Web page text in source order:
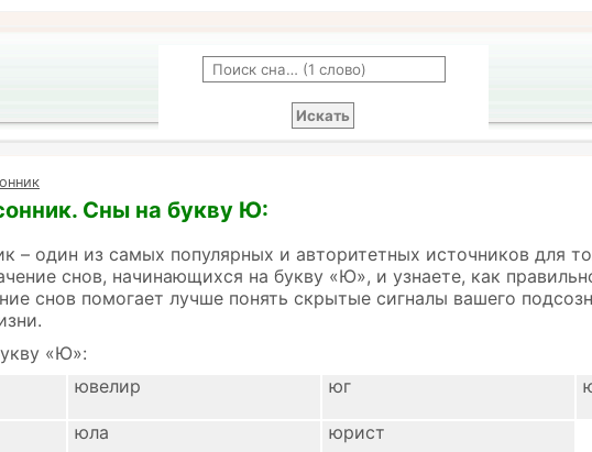
Сны на букву Ю:
– один из самых популярных и авторитетных источников для
снов, начинающихся на букву «Ю», и узнаете, как
снов помогает лучше понять скрытые сигналы вашего
«Ю»:
ювелир юг
юла юрист